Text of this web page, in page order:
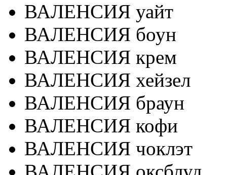
ВАЛЕНСИЯ уайт
ВАЛЕНСИЯ боун
ВАЛЕНСИЯ крем
ВАЛЕНСИЯ хейзел
ВАЛЕНСИЯ браун
ВАЛЕНСИЯ кофи
ВАЛЕНСИЯ чоклэт